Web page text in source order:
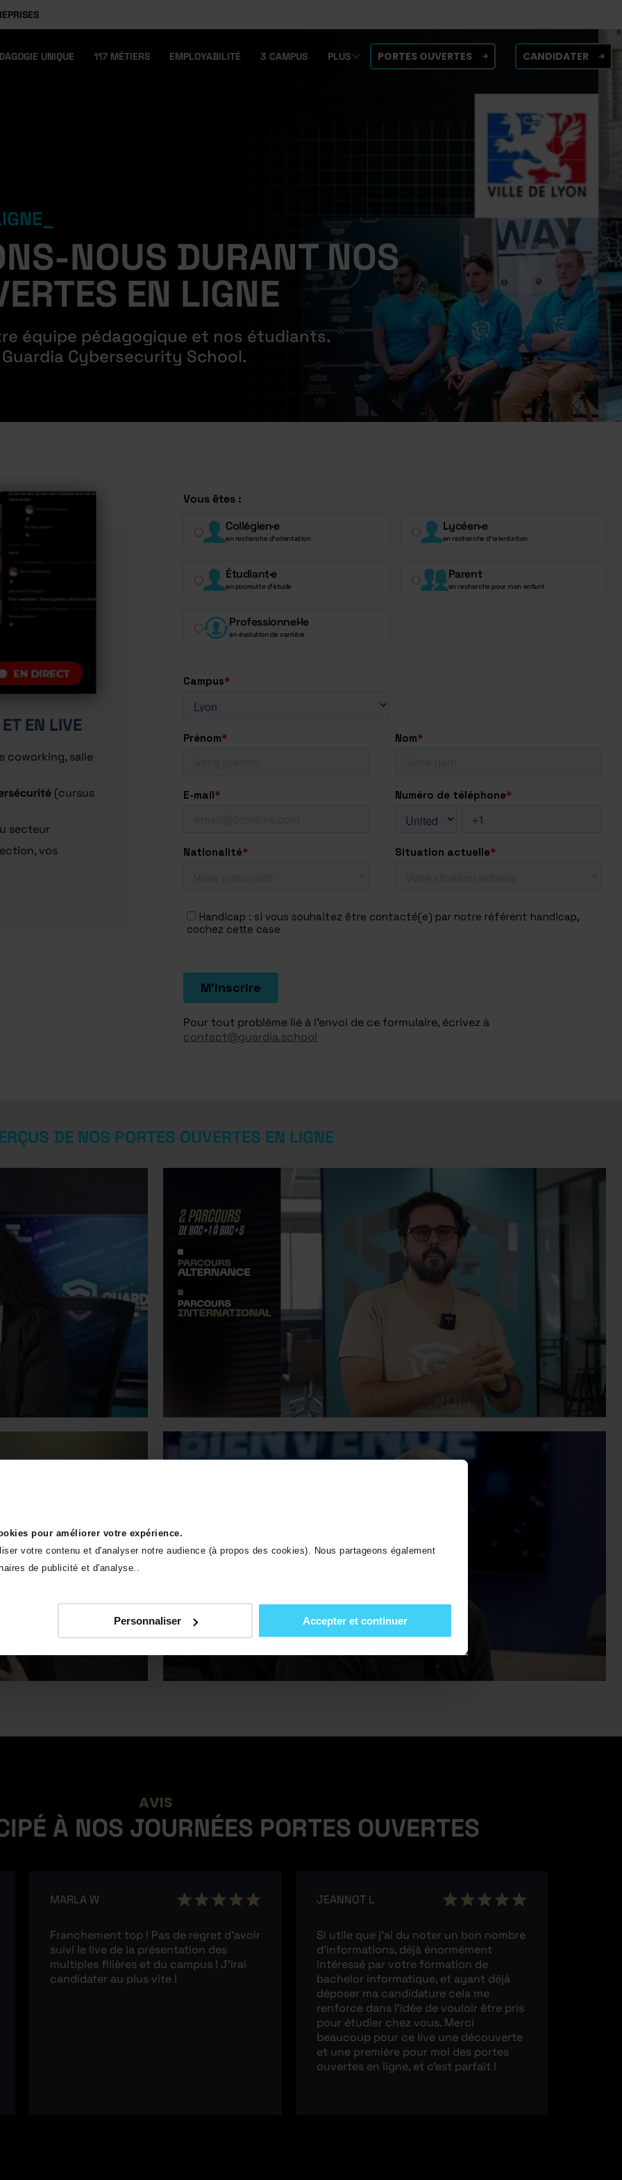
pour améliorer votre expérience.
votre contenu et d'analyser notre audience (à propos des cookies). Nous partageons également
de publicité et d'analyse..
Personnaliser Accepter et continuer
UNIQUE 117 MÉTIERS EMPLOYABILITÉ 3 CAMPUS PLUS PORTES OUVERTES CANDIDATER
NOUS DURANT NOS
EN LIGNE
équipe pédagogique et nos étudiants.
Cybersecurity School.
EN LIVE
coworking, salle
(cursus
secteur
vos
Vous êtes :
Collégien·e
en recherche d’orientation
Lycéen·e
en recherche d’orientation
Étudiant·e
en poursuite d’étude
Parent
en recherche pour mon enfant
Professionnel·le
en évolution de carrière
Pour tout problème lié à l'envoi de ce formulaire, écrivez à
contact@guardia.school
DE NOS PORTES OUVERTES EN LIGNE
AVIS
À NOS JOURNÉES PORTES OUVERTES
MARLA W
Franchement top ! Pas de regret d’avoir
suivi le live de la présentation des
multiples filières et du campus ! J’irai
candidater au plus vite !
JEANNOT L
Si utile que j’ai du noter un bon nombre
d’informations, déjà énormément
intéressé par votre formation de
bachelor informatique, et ayant déjà
déposer ma candidature cela me
renforce dans l’idée de vouloir être pris
pour étudier chez vous. Merci
beaucoup pour ce live une découverte
et une première pour moi des portes
ouvertes en ligne, et c’est parfait !